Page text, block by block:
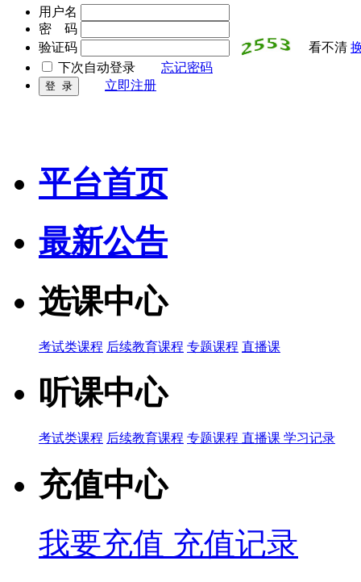
用户名
密 码
验证码
看不清
下次自动登录 忘记密码
立即注册
平台首页
最新公告
选课中心
考试类课程 后续教育课程 专题课程 直播课
听课中心
考试类课程 后续教育课程 专题课程 直播课 学习记录
充值中心
我要充值 充值记录